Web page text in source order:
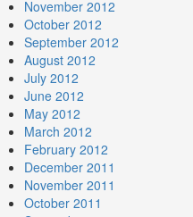
November 2012
October 2012
September 2012
August 2012
July 2012
June 2012
May 2012
March 2012
February 2012
December 2011
November 2011
October 2011